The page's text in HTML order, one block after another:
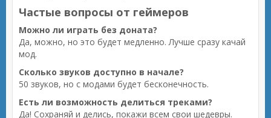
Частые вопросы от геймеров
Можно ли играть без доната?
Да, можно, но это будет медленно. Лучше сразу качай
мод.
Сколько звуков доступно в начале?
50 звуков, но с модами будет бесконечность.
Есть ли возможность делиться треками?
Да! Сохраняй и делись, покажи всем свои шедевры.